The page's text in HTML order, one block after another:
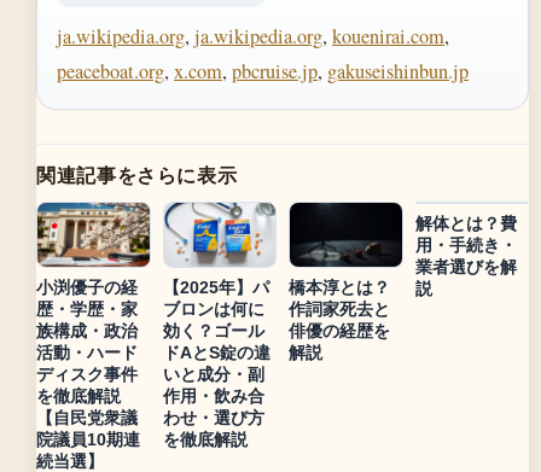
ja.wikipedia.org, ja.wikipedia.org, kouenirai.com,
peaceboat.org, x.com, pbcruise.jp, gakuseishinbun.jp
関連記事をさらに表示
小渕優子の経
歴・学歴・家
族構成・政治
活動・ハード
ディスク事件
を徹底解説
【自民党衆議
院議員10期連
続当選】
【2025年】パ
ブロンは何に
効く？ゴール
ドAとS錠の違
いと成分・副
作用・飲み合
わせ・選び方
を徹底解説
橋本淳とは？
作詞家死去と
俳優の経歴を
解説
解体とは？費
用・手続き・
業者選びを解
説